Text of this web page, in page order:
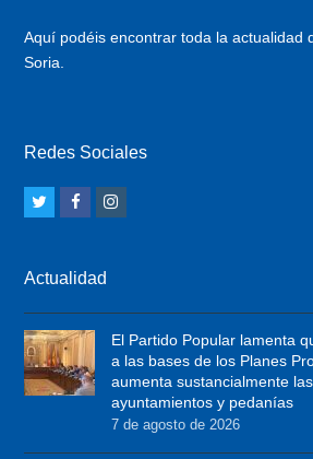
Aquí podéis encontrar toda la actualidad
Soria.
Redes Sociales
t
t
e
r
F
e
b
o
a
g
r
a
Actualidad
El Partido Popular lamenta
a las bases de los Planes
aumenta sustancialmente
ayuntamientos y pedanías
7 de agosto de 2026